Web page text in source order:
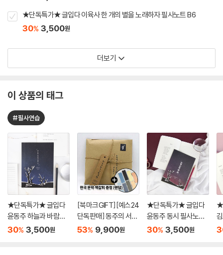
★단독특가★ 글입다 이육사 한 개의 별을 노래하자 필사노트 B6
30% 3,500원
더보기
이 상품의 태그
#필사연습
★단독특가★ 글입다
윤동주 하늘과 바람과
별과 시 필사노트 B6
30% 3,500원
[북마크GIFT][예스24
단독판매] 동주의 서신
(초판본 미니북+별헤
53% 9,900원
★단독특가★ 글입다
윤동주 동시 필사노트
B6
30% 3,500원
★